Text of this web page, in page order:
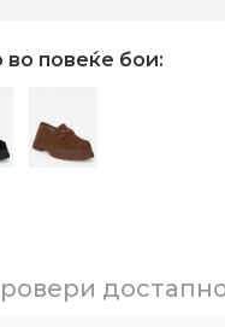
во повеќе бои: